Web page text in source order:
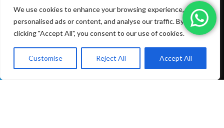
We use cookies to enhance your browsing experience, serve
personalised ads or content, and analyse our traffic. By
clicking "Accept All", you consent to our use of cookies.
Customise Reject All Accept All
Ai intrebări? Sună la: +40720366616
ARTICOLE RECENTE
TERMENI & CONDITII
CATEGORII DE PRODUSE
0